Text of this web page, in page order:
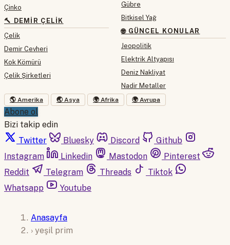
Çinko
🔨 DEMIR ÇELIK
Çelik
Demir Cevheri
Kok Kömürü
Çelik Şirketleri
Gübre
Bitkisel Yağ
🌐 GÜNCEL KONULAR
Jeopolitik
Elektrik Altyapısı
Deniz Nakliyat
Nadir Metaller
🌎 Amerika 🌏 Asya 🌍 Afrika 🌍 Avrupa
Abone ol
Bizi takip edin
Twitter
Bluesky Discord
Github
Instagram
Linkedin Mastodon
Pinterest
Reddit
Telegram Threads
Tiktok
Whatsapp
Youtube
Anasayfa
› yeşil prim